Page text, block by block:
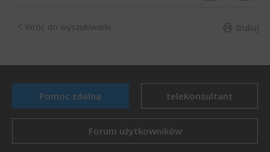
drukuj
Wróć do wyszukiwarki
Pomoc zdalna teleKonsultant
Forum użytkowników